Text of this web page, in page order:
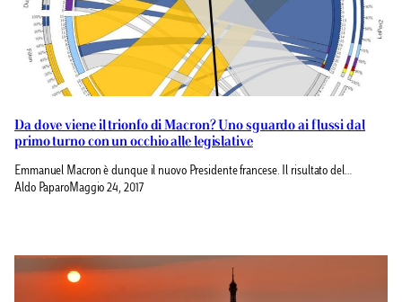
Da dove viene il trionfo di Macron? Uno sguardo ai flussi dal
primo turno con un occhio alle legislative
Emmanuel Macron è dunque il nuovo Presidente francese. Il risultato del…
Aldo PaparoMaggio 24, 2017